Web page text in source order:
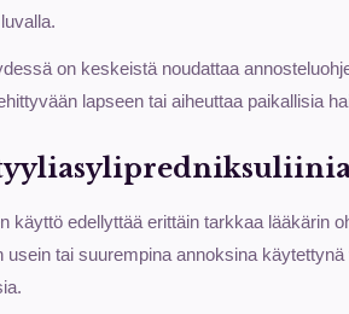
on keskeistä noudattaa
lapseen tai aiheuttaa paikallisia
käyttö edellyttää erittäin tarkkaa lääkärin
usein tai suurempina annoksina